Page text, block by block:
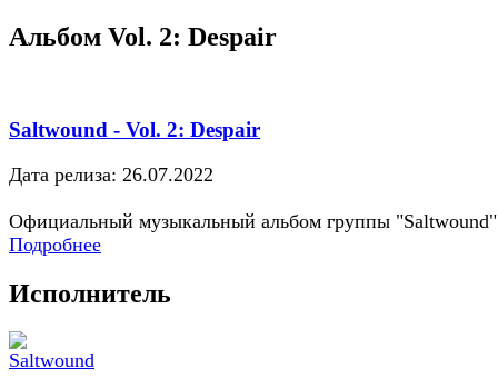
Альбом Vol. 2: Despair
Saltwound - Vol. 2: Despair
Дата релиза: 26.07.2022
Официальный музыкальный альбом группы "Saltwound"
Подробнее
Исполнитель